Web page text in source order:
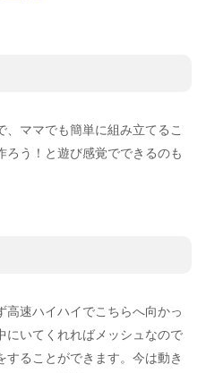
ママでも簡単に組み立てるこ
ろう！と遊び感覚でできるのも
高速ハイハイでこちらへ向かっ
にいてくれればメッシュなので
ることができます。今は動き